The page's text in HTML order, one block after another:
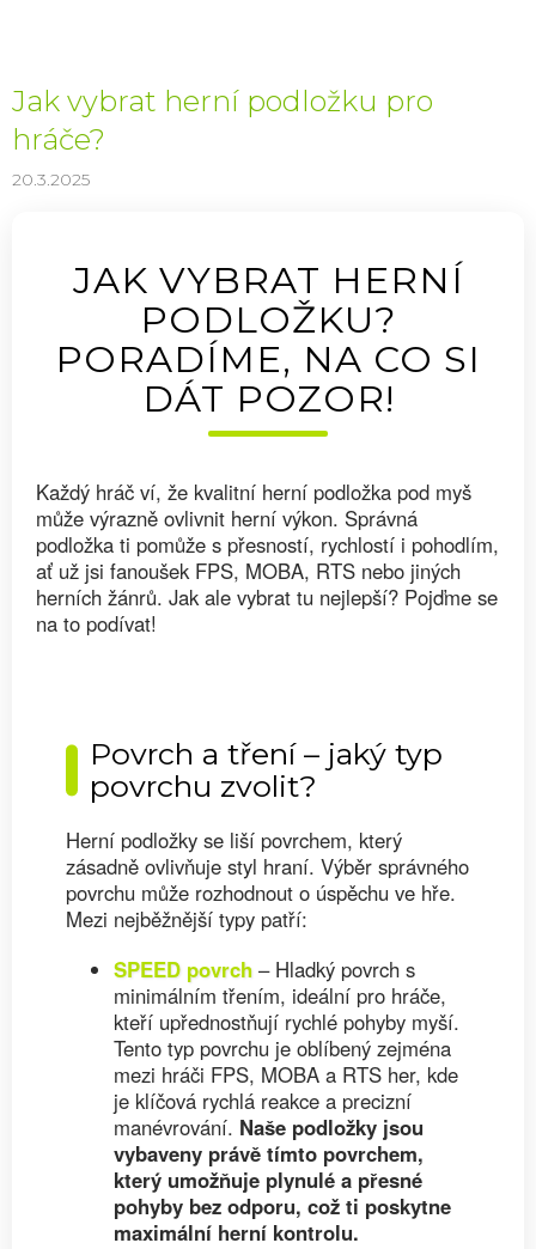
Jak vybrat herní podložku pro
hráče?
20.3.2025
JAK VYBRAT HERNÍ
PODLOŽKU?
PORADÍME, NA CO SI
DÁT POZOR!
Každý hráč ví, že kvalitní herní podložka pod myš
může výrazně ovlivnit herní výkon. Správná
podložka ti pomůže s přesností, rychlostí i pohodlím,
ať už jsi fanoušek FPS, MOBA, RTS nebo jiných
herních žánrů. Jak ale vybrat tu nejlepší? Pojďme se
na to podívat!
Povrch a tření – jaký typ
povrchu zvolit?
Herní podložky se liší povrchem, který
zásadně ovlivňuje styl hraní. Výběr správného
povrchu může rozhodnout o úspěchu ve hře.
Mezi nejběžnější typy patří:
SPEED povrch – Hladký povrch s
minimálním třením, ideální pro hráče,
kteří upřednostňují rychlé pohyby myší.
Tento typ povrchu je oblíbený zejména
mezi hráči FPS, MOBA a RTS her, kde
je klíčová rychlá reakce a precizní
manévrování. Naše podložky jsou
vybaveny právě tímto povrchem,
který umožňuje plynulé a přesné
pohyby bez odporu, což ti poskytne
maximální herní kontrolu.